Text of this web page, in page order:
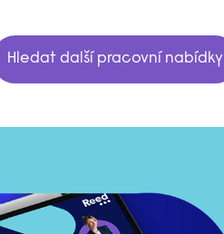
Hledat další pracovní nabídky